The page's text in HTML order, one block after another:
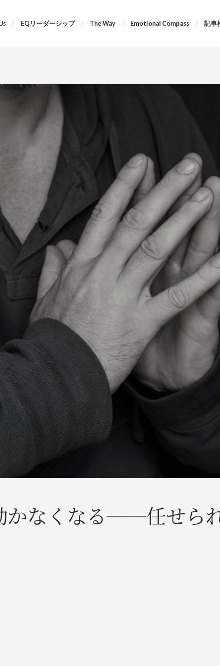
EQリーダーシップ The Way Emotional Compass 記事
かなくなる──任せら